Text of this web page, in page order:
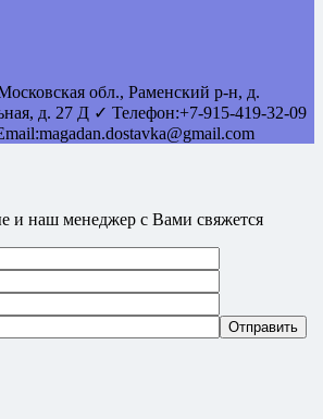
обл., Раменский р-н, д.
д. 27 Д ✓ Телефон:+7-915-419-32-09
magadan.dostavka@gmail.com
и наш менеджер с Вами свяжется